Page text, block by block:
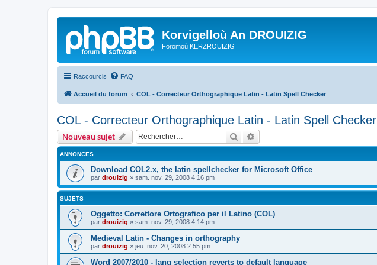
Korvigelloù An DROUIZIG
Foromoù KERZROUIZIG
Raccourcis FAQ
Accueil du forum COL - Correcteur Orthographique Latin - Latin Spell Checker
COL - Correcteur Orthographique Latin - Latin Spell Checker
Nouveau sujet Rechercher
ANNONCES
Download COL2.x, the latin spellchecker for Microsoft Office
par drouizig » sam. nov. 29, 2008 4:16 pm
SUJETS
Oggetto: Correttore Ortografico per il Latino (COL)
par drouizig » sam. nov. 29, 2008 4:14 pm
Medieval Latin - Changes in orthography
par drouizig » jeu. nov. 20, 2008 2:55 pm
Word 2007/2010 - lang selection reverts to default language